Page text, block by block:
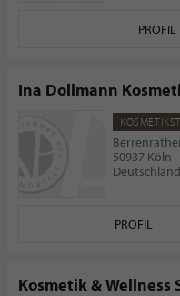
PROFIL
Ina Dollmann
50937 Köln
Deutschland
PROFIL
Kosmetik & Wellness